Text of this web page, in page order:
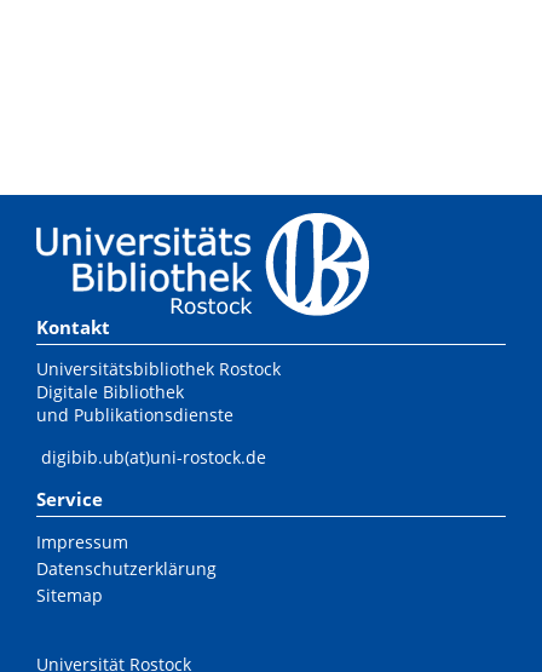
Kontakt
Universitätsbibliothek Rostock
Digitale Bibliothek
und Publikationsdienste
digibib.ub(at)uni-rostock.de
Service
Impressum
Datenschutzerklärung
Sitemap
Universität Rostock